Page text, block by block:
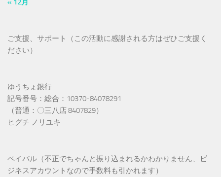
« 12月
ご支援、サポート（この活動に感謝される方はぜひご支援く
ださい）
ゆうちょ銀行
記号番号：総合：10370-84078291
（普通：〇三八店 8407829）
ヒグチ ノリユキ
ペイパル（不正でちゃんと振り込まれるかわかりません、ビ
ジネスアカウントなので手数料も引かれます）